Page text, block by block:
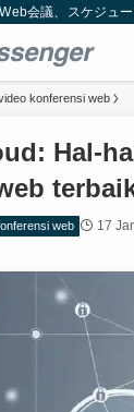
会議、スケジュ
konferensi web
Hal-
web 17